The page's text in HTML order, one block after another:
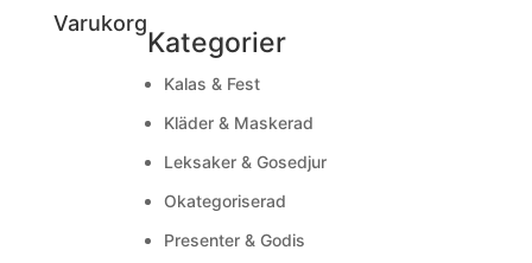
Varukorg
Kategorier
Kalas & Fest
Kläder & Maskerad
Leksaker & Gosedjur
Okategoriserad
Presenter & Godis